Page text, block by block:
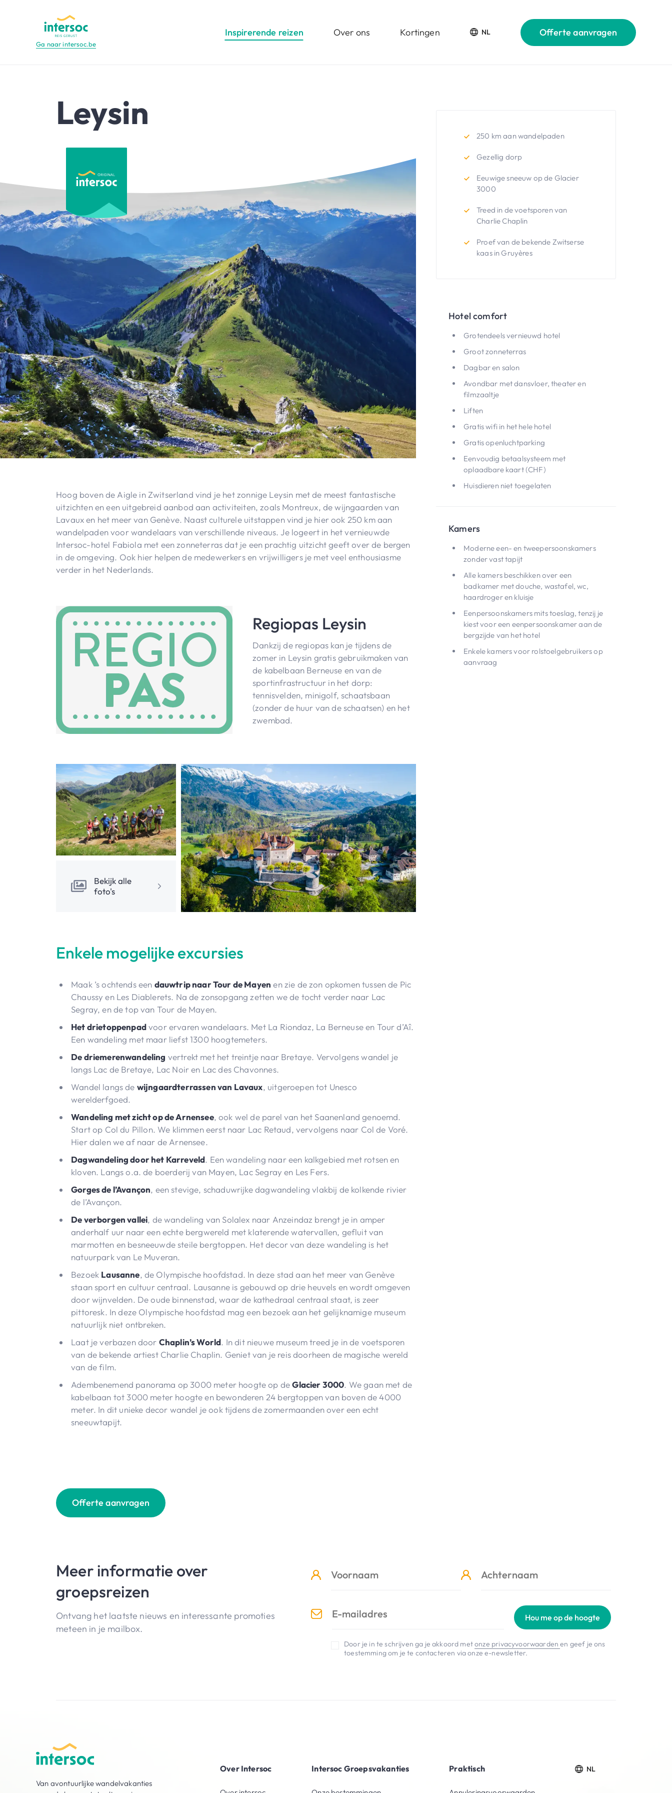
Ga naar intersoc.be
Inspirerende reizen Over ons Kortingen NL Offerte aanvragen
Leysin
Hoog boven de Aigle in Zwitserland vind je het zonnige Leysin met de meest fantastische
uitzichten en een uitgebreid aanbod aan activiteiten, zoals Montreux, de wijngaarden van
Lavaux en het meer van Genève. Naast culturele uitstappen vind je hier ook 250 km aan
wandelpaden voor wandelaars van verschillende niveaus. Je logeert in het vernieuwde
Intersoc-hotel Fabiola met een zonneterras dat je een prachtig uitzicht geeft over de bergen
in de omgeving. Ook hier helpen de medewerkers en vrijwilligers je met veel enthousiasme
verder in het Nederlands.
Regiopas Leysin
Dankzij de regiopas kan je tijdens de
zomer in Leysin gratis gebruikmaken van
de kabelbaan Berneuse en van de
sportinfrastructuur in het dorp:
tennisvelden, minigolf, schaatsbaan
(zonder de huur van de schaatsen) en het
zwembad.
Bekijk alle
foto's
Enkele mogelijke excursies
Maak ’s ochtends een dauwtrip naar Tour de Mayen en zie de zon opkomen tussen de Pic
Chaussy en Les Diablerets. Na de zonsopgang zetten we de tocht verder naar Lac
Segray, en de top van Tour de Mayen.
Het drietoppenpadvoor ervaren wandelaars. Met La Riondaz, La Berneuse en Tour d’Aî.
Een wandeling met maar liefst 1300 hoogtemeters.
De driemerenwandeling vertrekt met het treintje naar Bretaye. Vervolgens wandel je
langs Lac de Bretaye, Lac Noir en Lac des Chavonnes.
Wandel langs de wijngaardterrassen van Lavaux, uitgeroepen tot Unesco
werelderfgoed.
Wandeling met zicht op de Arnensee, ook wel de parel van het Saanenland genoemd.
Start op Col du Pillon. We klimmen eerst naar Lac Retaud, vervolgens naar Col de Voré.
Hier dalen we af naar de Arnensee.
Dagwandeling door het Karreveld. Een wandeling naar een kalkgebied met rotsen en
kloven. Langs o.a. de boerderij van Mayen, Lac Segray en Les Fers.
Gorges de l’Avançon, een stevige, schaduwrijke dagwandeling vlakbij de kolkende rivier
de l’Avançon.
De verborgen vallei, de wandeling van Solalex naar Anzeindaz brengt je in amper
anderhalf uur naar een echte bergwereld met klaterende watervallen, gefluit van
marmotten en besneeuwde steile bergtoppen. Het decor van deze wandeling is het
natuurpark van Le Muveran.
Bezoek Lausanne, de Olympische hoofdstad. In deze stad aan het meer van Genève
staan sport en cultuur centraal. Lausanne is gebouwd op drie heuvels en wordt omgeven
door wijnvelden. De oude binnenstad, waar de kathedraal centraal staat, is zeer
pittoresk. In deze Olympische hoofdstad mag een bezoek aan het gelijknamige museum
natuurlijk niet ontbreken.
Laat je verbazen door Chaplin’s World. In dit nieuwe museum treed je in de voetsporen
van de bekende artiest Charlie Chaplin. Geniet van je reis doorheen de magische wereld
van de film.
Adembenemend panorama op 3000 meter hoogte op deGlacier 3000. We gaan met de
kabelbaan tot 3000 meter hoogte en bewonderen 24 bergtoppen van boven de 4000
meter. In dit unieke decor wandel je ook tijdens de zomermaanden over een echt
sneeuwtapijt.
250 km aan wandelpaden
Gezellig dorp
Eeuwige sneeuw op de Glacier
3000
Treed in de voetsporen van
Charlie Chaplin
Proef van de bekende Zwitserse
kaas in Gruyères
Hotel comfort
Grotendeels vernieuwd hotel
Groot zonneterras
Dagbar en salon
Avondbar met dansvloer, theater en
filmzaaltje
Liften
Gratis wifi in het hele hotel
Gratis openluchtparking
Eenvoudig betaalsysteem met
oplaadbare kaart (CHF)
Huisdieren niet toegelaten
Kamers
Moderne een- en tweepersoonskamers
zonder vast tapijt
Alle kamers beschikken over een
badkamer met douche, wastafel, wc,
haardroger en kluisje
Eenpersoonskamers mits toeslag, tenzij je
kiest voor een eenpersoonskamer aan de
bergzijde van het hotel
Enkele kamers voor rolstoelgebruikers op
aanvraag
Offerte aanvragen
Meer informatie over
groepsreizen
Ontvang het laatste nieuws en interessante promoties
meteen in je mailbox.
Hou me op de hoogte
Door je in te schrijven ga je akkoord metonze privacyvoorwaardenen geef je ons
toestemming om je te contacteren via onze e-newsletter.
Van avontuurlijke wandelvakanties
Over Intersoc Intersoc Groepsvakanties Praktisch NL